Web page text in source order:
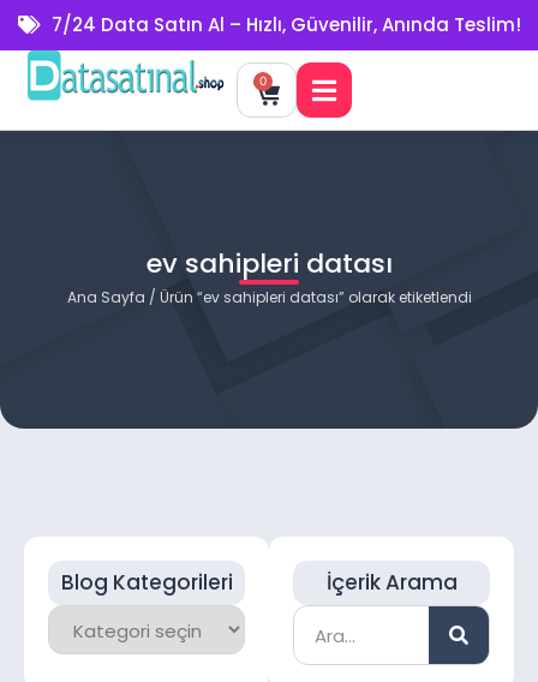
7/24 Data Satın Al – Hızlı, Güvenilir, Anında Teslim!
0
ev sahipleri datası
Ana Sayfa / Ürün “ev sahipleri datası” olarak etiketlendi
Blog Kategorileri İçerik Arama